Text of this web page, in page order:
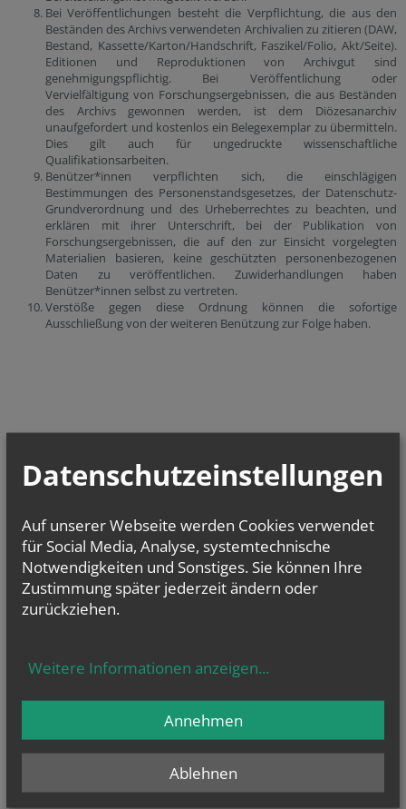
Bei Veröffentlichungen besteht die Verpflichtung, die aus den
Beständen des Archivs verwendeten Archivalien zu zitieren (DAW,
Bestand, Kassette/Karton/Handschrift, Faszikel/Folio, Akt/Seite).
Editionen und Reproduktionen von Archivgut sind
genehmigungspflichtig. Bei Veröffentlichung oder
Vervielfältigung von Forschungsergebnissen, die aus Beständen
des Archivs gewonnen werden, ist dem Diözesanarchiv
unaufgefordert und kostenlos ein Belegexemplar zu übermitteln.
Dies gilt auch für ungedruckte wissenschaftliche
Qualifikationsarbeiten.
Benützer*innen verpflichten sich, die einschlägigen
Bestimmungen des Personenstandsgesetzes, der Datenschutz-
Grundverordnung und des Urheberrechtes zu beachten, und
erklären mit ihrer Unterschrift, bei der Publikation von
Forschungsergebnissen, die auf den zur Einsicht vorgelegten
Materialien basieren, keine geschützten personenbezogenen
Daten zu veröffentlichen. Zuwiderhandlungen haben
Benützer*innen selbst zu vertreten.
Verstöße gegen diese Ordnung können die sofortige
Ausschließung von der weiteren Benützung zur Folge haben.
Datenschutzeinstellungen
Auf unserer Webseite werden Cookies verwendet
für Social Media, Analyse, systemtechnische
Notwendigkeiten und Sonstiges. Sie können Ihre
Zustimmung später jederzeit ändern oder
zurückziehen.
Weitere Informationen anzeigen...
Ablehnen
Annehmen